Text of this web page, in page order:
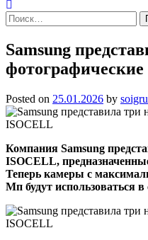
Найти:
Samsung
Posted on 25.01.2026 by soigru
Компания Samsung
ISOCELL,
Теперь камеры с
Мп будут использоваться